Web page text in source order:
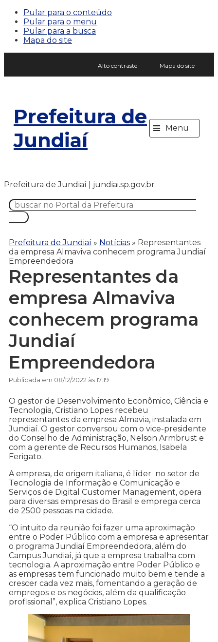
Pular para o conteúdo
Pular para o menu
Pular para a busca
Mapa do site
Alto contraste Mapa do site
Prefeitura de
Jundiaí
≡ Menu
Prefeitura de Jundiaí | jundiai.sp.gov.br
Prefeitura de Jundiaí » Notícias » Representantes
da empresa Almaviva conhecem programa Jundiaí
Empreendedora
Representantes da
empresa Almaviva
conhecem programa
Jundiaí
Empreendedora
Publicada em 08/12/2022 às 17:19
O gestor de Desenvolvimento Econômico, Ciência e
Tecnologia, Cristiano Lopes recebeu
representantes da empresa Almavia, instalada em
Jundiaí. O gestor conversou com o vice-presidente
do Conselho de Administração, Nelson Armbrust e
com a gerente de Recursos Humanos, Isabela
Ferigato.
A empresa, de origem italiana, é líder no setor de
Tecnologia de Informação e Comunicação e
Serviços de Digital Customer Management, opera
para diversas empresas do Brasil e emprega cerca
de 2500 pessoas na cidade.
“O intuito da reunião foi fazer uma aproximação
entre o Poder Público com a empresa e apresentar
o programa Jundiaí Empreendedora, além do
Campus Jundiaí, já que a empresa trabalha com
tecnologia. A aproximação entre Poder Público e
as empresas tem funcionado muito bem e tende a
crescer cada vez mais, fomentando a geração de
empregos e os negócios, além da qualificação
profissional”, explica Cristiano Lopes.